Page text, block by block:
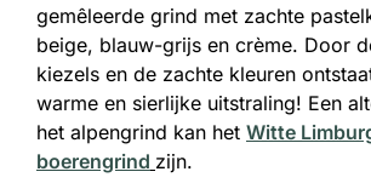
gemêleerde grind met zachte
beige, blauw-grijs en crème. Door
kiezels en de zachte kleuren
warme en sierlijke uitstraling! Een
het alpengrind kan het Witte
boerengrind zijn.